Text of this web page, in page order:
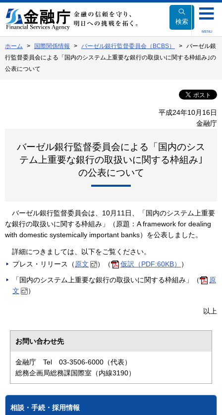
文
へ
動
検索
MENU
ホーム 国際関係情報 バーゼル銀行監督委員会（BCBS）
バーゼル銀
行監督委員会による「国内のシステム上重要な銀行の取扱いに関する枠組み｣の
公表について
平成24年10月16日
金融庁
バーゼル銀行監督委員会による「国内のシス
テム上重要な銀行の取扱いに関する枠組み｣
の公表について
バーゼル銀行監督委員会は、10月11日、「国内のシステム上重要
な銀行の取扱いに関する枠組み」（原題：A framework for dealing
with domestic systemically important banks）を公表しました。
詳細につきましては、以下をご覧ください。
プレス・リリース（ 原文 ）（ 仮訳（PDF:60KB）
）
「国内のシステム上重要な銀行の取扱いに関する枠組み」（
原
文
）
以上
お問い合わせ先
金融庁 Tel 03-3506-6000（代表）
総務企画局総務課国際室（内線3190）
相談・手続・採用情報